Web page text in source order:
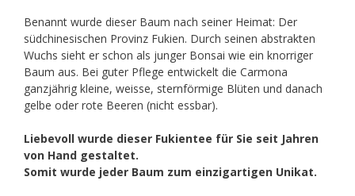
Benannt wurde dieser Baum nach seiner Heimat: Der
südchinesischen Provinz Fukien. Durch seinen abstrakten
Wuchs sieht er schon als junger Bonsai wie ein knorriger
Baum aus. Bei guter Pflege entwickelt die Carmona
ganzjährig kleine, weisse, sternförmige Blüten und danach
gelbe oder rote Beeren (nicht essbar).
Liebevoll wurde dieser Fukientee für Sie seit Jahren
von Hand gestaltet.
Somit wurde jeder Baum zum einzigartigen Unikat.